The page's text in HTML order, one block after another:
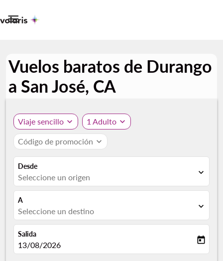

Vuelos baratos de Durango
a San José, CA
Viaje sencillo expand_more 1 Adulto expand_more
Código de promoción expand_more
Desde
Seleccione un origen expand_more
A
Seleccione un destino expand_more
Salida
fc-booking-departure-date-aria-label
13/08/2026 today